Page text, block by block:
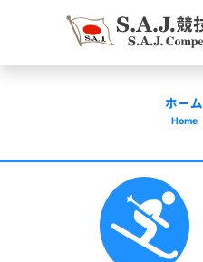
ホーム
Home